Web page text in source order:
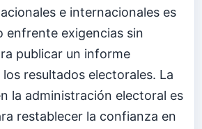
e internacionales es
enfrente exigencias sin
publicar un informe
resultados electorales. La
la administración electoral es
restablecer la confianza en